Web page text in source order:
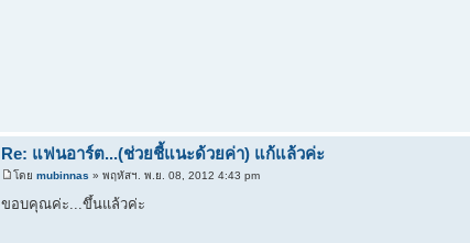
Re: แฟนอาร์ต...(ช่วยชี้แนะด้วยค่า) แก้แล้วค่ะ
โดย mubinnas » พฤหัสฯ. พ.ย. 08, 2012 4:43 pm
ขอบคุณค่ะ...ขึ้นแล้วค่ะ